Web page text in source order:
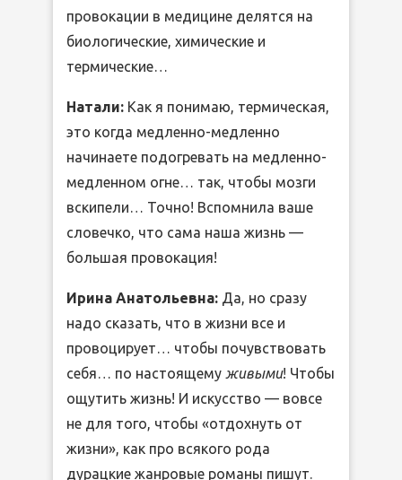
провокации в медицине делятся на
биологические, химические и
термические…
Натали: Как я понимаю, термическая,
это когда медленно-медленно
начинаете подогревать на медленно-
медленном огне… так, чтобы мозги
вскипели… Точно! Вспомнила ваше
словечко, что сама наша жизнь —
большая провокация!
Ирина Анатольевна: Да, но сразу
надо сказать, что в жизни все и
провоцирует… чтобы почувствовать
себя… по настоящему живыми! Чтобы
ощутить жизнь! И искусство — вовсе
не для того, чтобы «отдохнуть от
жизни», как про всякого рода
дурацкие жанровые романы пишут.